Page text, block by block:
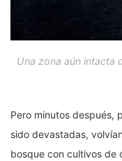
Una zona aún intacta
Pero minutos después,
sido devastadas,
bosque con cultivos de